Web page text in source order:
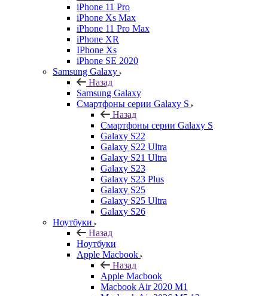
iPhone 11 Pro
iPhone Xs Max
iPhone 11 Pro Max
iPhone XR
IPhone Xs
iPhone SE 2020
Samsung Galaxy
Назад
Samsung Galaxy
Смартфоны серии Galaxy S
Назад
Смартфоны серии Galaxy S
Galaxy S22
Galaxy S22 Ultra
Galaxy S21 Ultra
Galaxy S23
Galaxy S23 Plus
Galaxy S25
Galaxy S25 Ultra
Galaxy S26
Ноутбуки
Назад
Ноутбуки
Apple Macbook
Назад
Apple Macbook
Macbook Air 2020 M1